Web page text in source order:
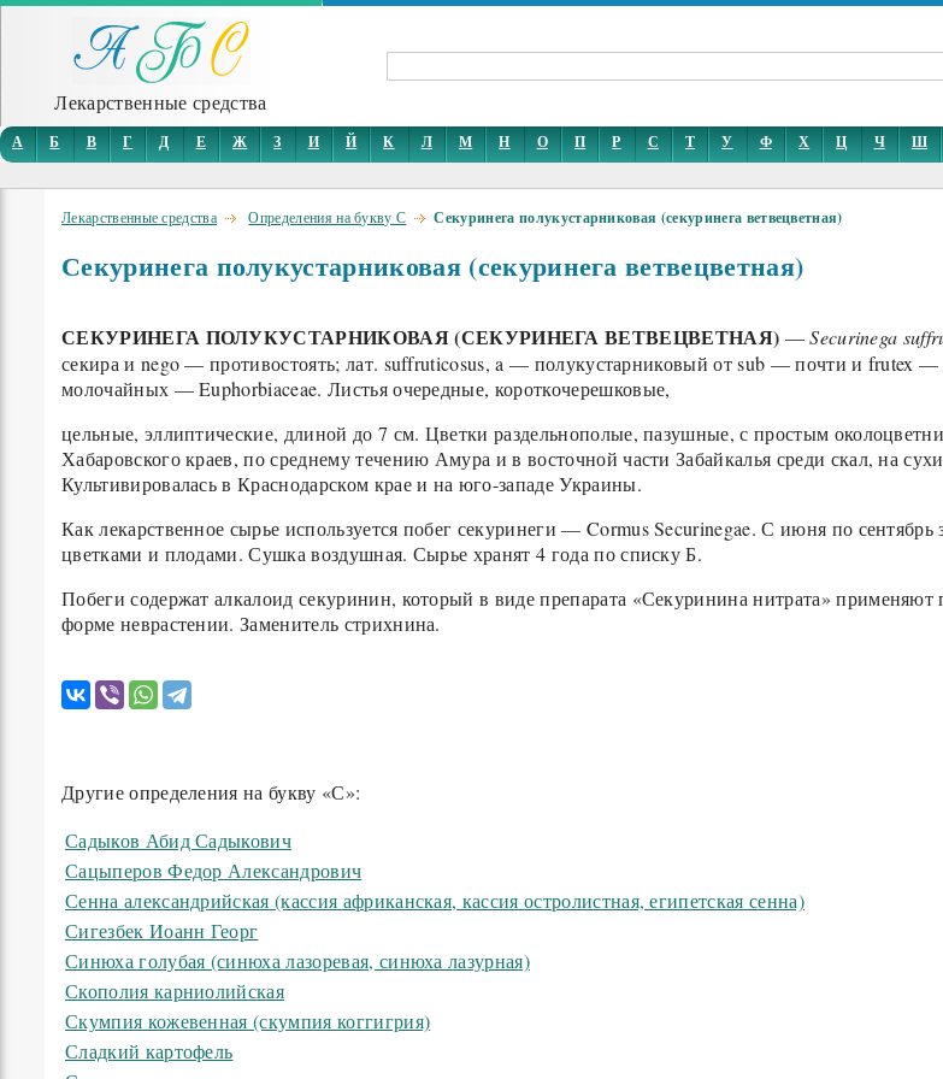
Лекарственные средства
А Б В Г Д Е Ж З И Й К Л М Н О П Р С Т У Ф Х Ц Ч Ш
Лекарственные средства Определения на букву С Секуринега полукустарниковая (секуринега ветвецветная)
Секуринега полукустарниковая (секуринега ветвецветная)
СЕКУРИНЕГА ПОЛУКУСТАРНИКОВАЯ (СЕКУРИНЕГА ВЕТВЕЦВЕТНАЯ) —Securinega
секира и nego — противостоять; лат. suffruticosus, a — полукустарниковый от sub — почти и frutex —
молочайных — Euphorbiaceae. Листья очередные, короткочерешковые,
цельные, эллиптические, длиной до 7 см. Цветки раздельнополые, пазушные, с простым
Хабаровского краев, по среднему течению Амура и в восточной части Забайкалья среди скал, на
Культивировалась в Краснодарском крае и на юго-западе Украины.
Как лекарственное сырье используется побег секуринеги — Cormus Securinegae. С июня по
цветками и плодами. Сушка воздушная. Сырье хранят 4 года по списку Б.
Побеги содержат алкалоид секуринин, который в виде препарата «Секуринина нитрата»
форме неврастении. Заменитель стрихнина.
Другие определения на букву «С»:
Садыков Абид Садыкович
Сацыперов Федор Александрович
Сенна александрийская (кассия африканская, кассия остролистная, египетская сенна)
Сигезбек Иоанн Георг
Синюха голубая (синюха лазоревая, синюха лазурная)
Скополия карниолийская
Скумпия кожевенная (скумпия коггигрия)
Сладкий картофель